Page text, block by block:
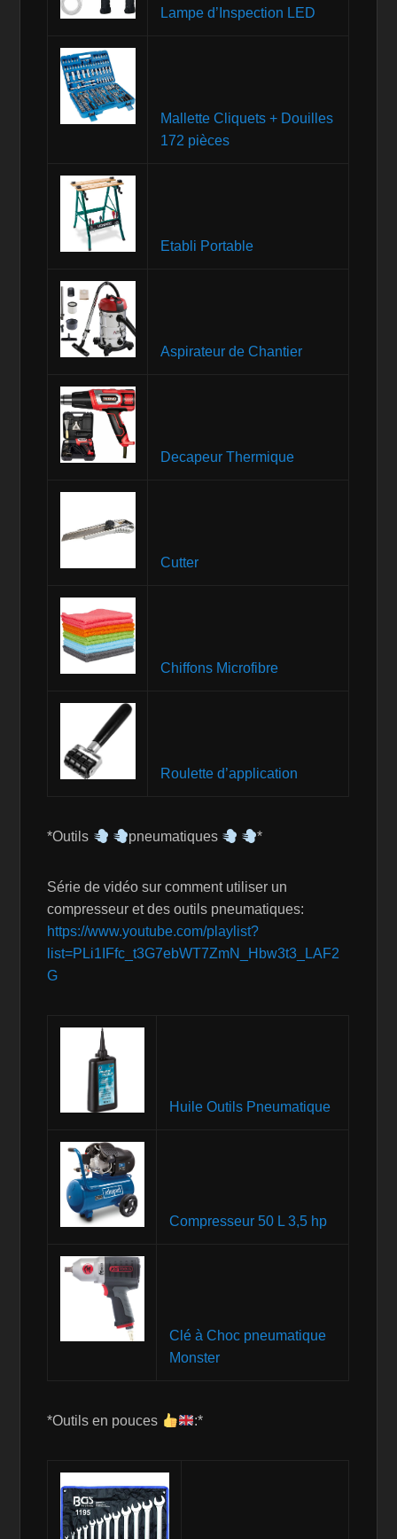
Lampe d’Inspection LED
Mallette Cliquets + Douilles
172 pièces
Etabli Portable
Aspirateur de Chantier
Decapeur Thermique
Cutter
Chiffons Microfibre
Roulette d’application
*Outils pneumatiques *
Série de vidéo sur comment utiliser un
compresseur et des outils pneumatiques:
https://www.youtube.com/playlist?
list=PLi1IFfc_t3G7ebWT7ZmN_Hbw3t3_LAF2
G
Huile Outils Pneumatique
Compresseur 50 L 3,5 hp
Clé à Choc pneumatique
Monster
*Outils en pouces :*